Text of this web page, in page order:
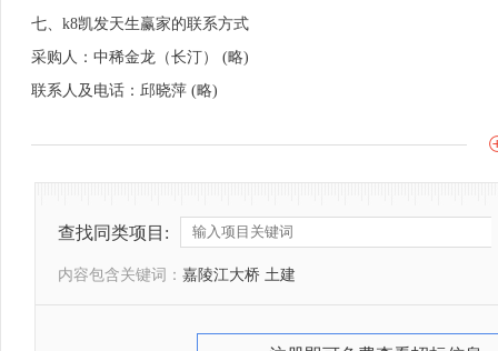
七、k8凯发天生赢家的联系方式
采购人：中稀金龙（长汀） (略)
联系人及电话：邱晓萍 (略)
查找同类项目:
内容包含关键词： 嘉陵江大桥 土建